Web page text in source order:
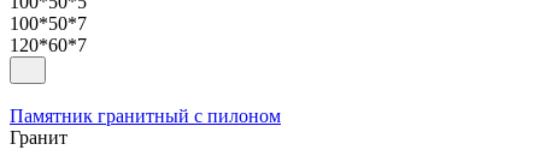
100*50*7
120*60*7
Памятник гранитный с пилоном
Гранит